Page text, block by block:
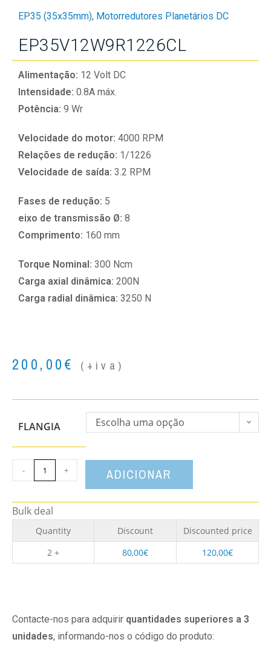
EP35 (35x35mm), Motorredutores Planetários DC
EP35V12W9R1226CL
Alimentação: 12 Volt DC
Intensidade: 0.8A máx.
Potência: 9 Wr
Velocidade do motor: 4000 RPM
Relações de redução: 1/1226
Velocidade de saída: 3.2 RPM
Fases de redução: 5
eixo de transmissão Ø: 8
Comprimento: 160 mm
Torque Nominal: 300 Ncm
Carga axial dinâmica: 200N
Carga radial dinâmica: 3250 N
200,00€ (+iva)
FLANGIA Escolha uma opção
- + ADICIONAR
Bulk deal
Quantity Discount
Discounted price
2 +
80,00€ 120,00€
Contacte-nos para adquirir quantidades superiores a 3
unidades, informando-nos o código do produto: